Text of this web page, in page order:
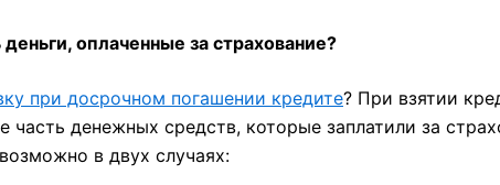
оплаченные за страхование?
при досрочном погашении кредите? При взятии
часть денежных средств, которые заплатили за
в двух случаях: